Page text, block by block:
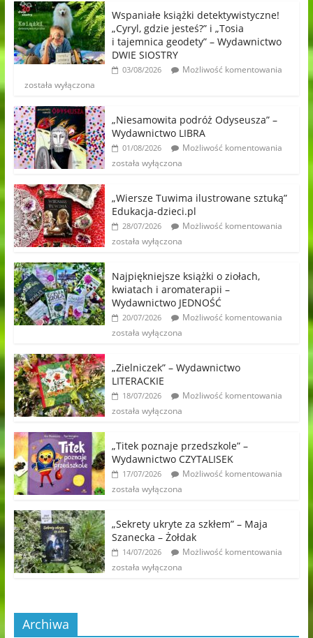
Wspaniałe książki detektywistyczne!
„Cyryl, gdzie jesteś?” i „Tosia
i tajemnica geodety” – Wydawnictwo
DWIE SIOSTRY
03/08/2026
Możliwość komentowania
została wyłączona
„Niesamowita podróż Odyseusza” –
Wydawnictwo LIBRA
01/08/2026
Możliwość komentowania
została wyłączona
„Wiersze Tuwima ilustrowane sztuką”
Edukacja-dzieci.pl
28/07/2026
Możliwość komentowania
została wyłączona
Najpiękniejsze książki o ziołach,
kwiatach i aromaterapii –
Wydawnictwo JEDNOŚĆ
20/07/2026
Możliwość komentowania
została wyłączona
„Zielniczek” – Wydawnictwo
LITERACKIE
18/07/2026
Możliwość komentowania
została wyłączona
„Titek poznaje przedszkole” –
Wydawnictwo CZYTALISEK
17/07/2026
Możliwość komentowania
została wyłączona
„Sekrety ukryte za szkłem” – Maja
Szanecka – Żołdak
14/07/2026
Możliwość komentowania
została wyłączona
Archiwa